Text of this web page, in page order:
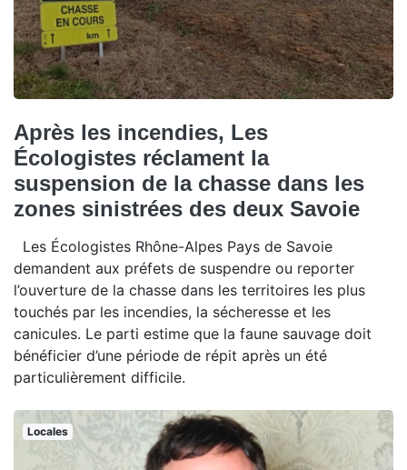
Après les incendies, Les
Écologistes réclament la
suspension de la chasse dans les
zones sinistrées des deux Savoie
Les Écologistes Rhône-Alpes Pays de Savoie
demandent aux préfets de suspendre ou reporter
l’ouverture de la chasse dans les territoires les plus
touchés par les incendies, la sécheresse et les
canicules. Le parti estime que la faune sauvage doit
bénéficier d’une période de répit après un été
particulièrement difficile.
Locales